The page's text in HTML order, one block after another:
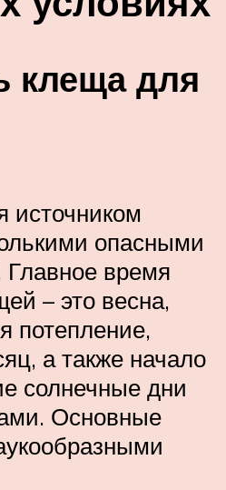
клеща для
источником
опасными
время
– это весна,
потепление,
а также начало
солнечные дни
Основные